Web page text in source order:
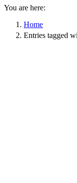
You are here:
Home
Entries tagged